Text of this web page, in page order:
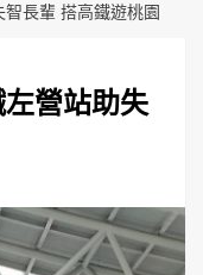
長輩 搭高鐵遊桃園
營站助失